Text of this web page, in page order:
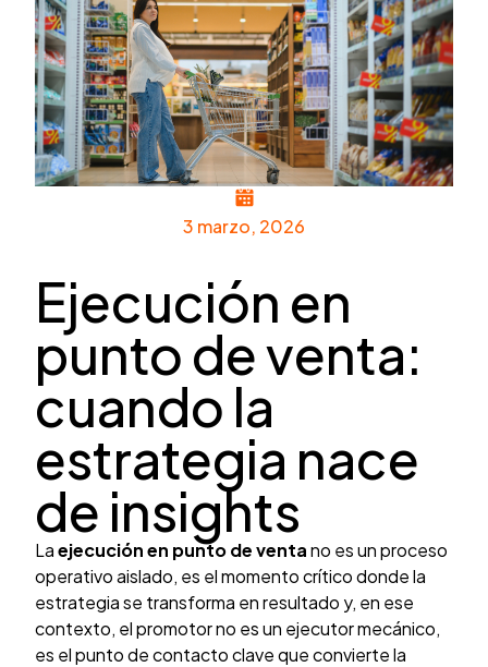
3 marzo, 2026
Ejecución en
punto de venta:
cuando la
estrategia nace
de insights
Laejecución en punto de ventano es un proceso
operativo aislado, es el momento crítico donde la
estrategia se transforma en resultado y, en ese
contexto, el promotor no es un ejecutor mecánico,
es el punto de contacto clave que convierte la